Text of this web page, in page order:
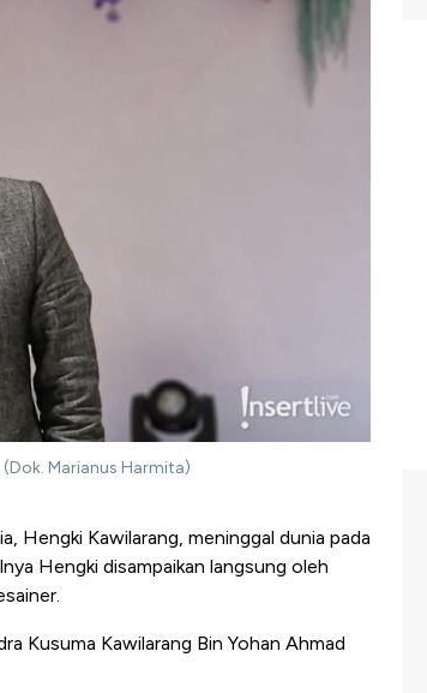
Marianus Harmita)
Hengki Kawilarang, meninggal dunia pada
Hengki disampaikan langsung oleh
Kusuma Kawilarang Bin Yohan Ahmad